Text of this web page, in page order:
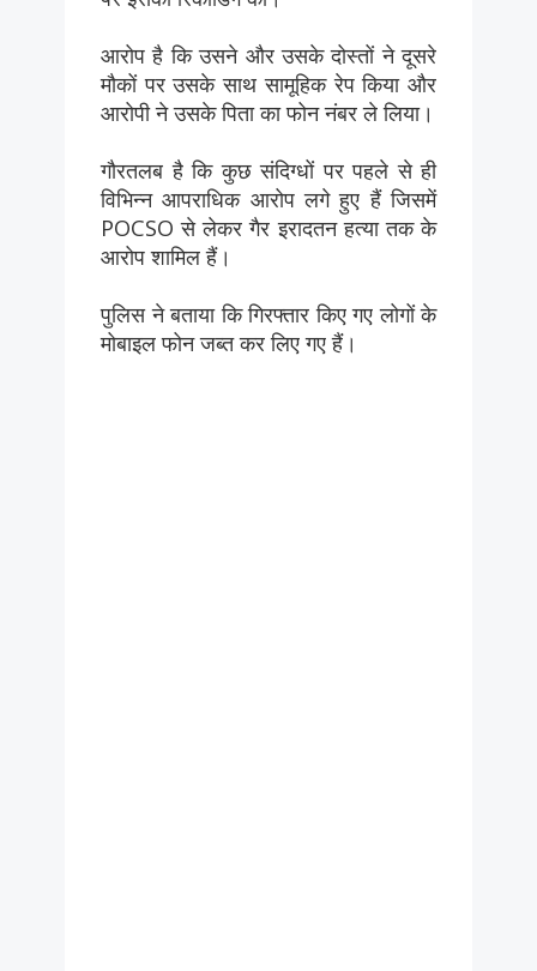
आरोप है कि उसने और उसके दोस्तों ने दूसरे
मौकों पर उसके साथ सामूहिक रेप किया और
आरोपी ने उसके पिता का फोन नंबर ले लिया।
गौरतलब है कि कुछ संदिग्धों पर पहले से ही
विभिन्न आपराधिक आरोप लगे हुए हैं जिसमें
POCSO से लेकर गैर इरादतन हत्या तक के
आरोप शामिल हैं।
पुलिस ने बताया कि गिरफ्तार किए गए लोगों के
मोबाइल फोन जब्त कर लिए गए हैं।